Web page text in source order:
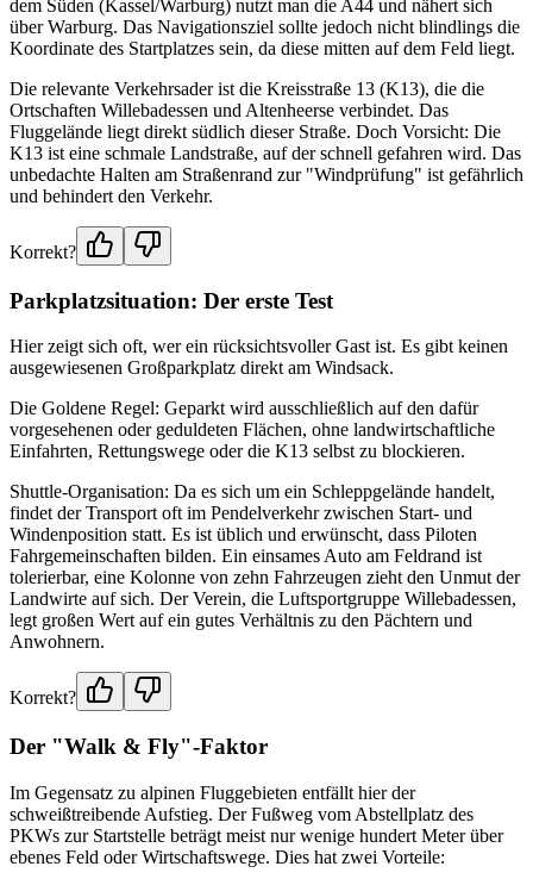
dem Süden (Kassel/Warburg) nutzt man die A44 und nähert sich
über Warburg. Das Navigationsziel sollte jedoch nicht blindlings die
Koordinate des Startplatzes sein, da diese mitten auf dem Feld liegt.
Die relevante Verkehrsader ist die Kreisstraße 13 (K13), die die
Ortschaften Willebadessen und Altenheerse verbindet. Das
Fluggelände liegt direkt südlich dieser Straße. Doch Vorsicht: Die
K13 ist eine schmale Landstraße, auf der schnell gefahren wird. Das
unbedachte Halten am Straßenrand zur "Windprüfung" ist gefährlich
und behindert den Verkehr.
Korrekt?
Parkplatzsituation: Der erste Test
Hier zeigt sich oft, wer ein rücksichtsvoller Gast ist. Es gibt keinen
ausgewiesenen Großparkplatz direkt am Windsack.
Die Goldene Regel: Geparkt wird ausschließlich auf den dafür
vorgesehenen oder geduldeten Flächen, ohne landwirtschaftliche
Einfahrten, Rettungswege oder die K13 selbst zu blockieren.
Shuttle-Organisation: Da es sich um ein Schleppgelände handelt,
findet der Transport oft im Pendelverkehr zwischen Start- und
Windenposition statt. Es ist üblich und erwünscht, dass Piloten
Fahrgemeinschaften bilden. Ein einsames Auto am Feldrand ist
tolerierbar, eine Kolonne von zehn Fahrzeugen zieht den Unmut der
Landwirte auf sich. Der Verein, die Luftsportgruppe Willebadessen,
legt großen Wert auf ein gutes Verhältnis zu den Pächtern und
Anwohnern.
Korrekt?
Der "Walk & Fly"-Faktor
Im Gegensatz zu alpinen Fluggebieten entfällt hier der
schweißtreibende Aufstieg. Der Fußweg vom Abstellplatz des
PKWs zur Startstelle beträgt meist nur wenige hundert Meter über
ebenes Feld oder Wirtschaftswege. Dies hat zwei Vorteile: